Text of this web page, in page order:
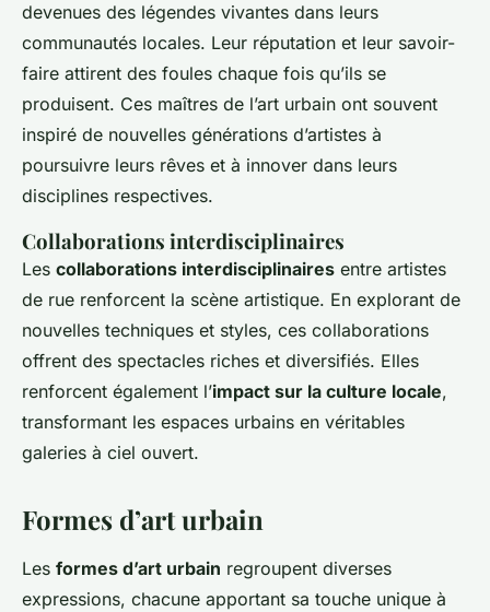
devenues des légendes vivantes dans leurs
communautés locales. Leur réputation et leur savoir-
faire attirent des foules chaque fois qu’ils se
produisent. Ces maîtres de l’art urbain ont souvent
inspiré de nouvelles générations d’artistes à
poursuivre leurs rêves et à innover dans leurs
disciplines respectives.
Collaborations interdisciplinaires
Les collaborations interdisciplinaires entre artistes
de rue renforcent la scène artistique. En explorant de
nouvelles techniques et styles, ces collaborations
offrent des spectacles riches et diversifiés. Elles
renforcent également l’impact sur la culture locale,
transformant les espaces urbains en véritables
galeries à ciel ouvert.
Formes d’art urbain
Les formes d’art urbain regroupent diverses
expressions, chacune apportant sa touche unique à